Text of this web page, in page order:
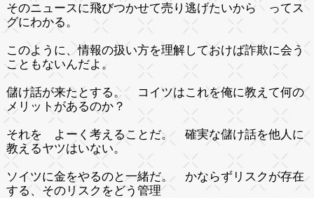
そのニュースに飛びつかせて売り逃げたいから ってス
グにわかる。
このように、情報の扱い方を理解しておけば詐欺に会う
こともないんだよ。
儲け話が来たとする。 コイツはこれを俺に教えて何の
メリットがあるのか？
それを よーく考えることだ。 確実な儲け話を他人に
教えるヤツはいない。
ソイツに金をやるのと一緒だ。 かならずリスクが存在
する、そのリスクをどう管理